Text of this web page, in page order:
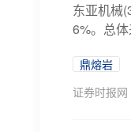
东亚机械
6%。总
鼎熔岩
证券时报网